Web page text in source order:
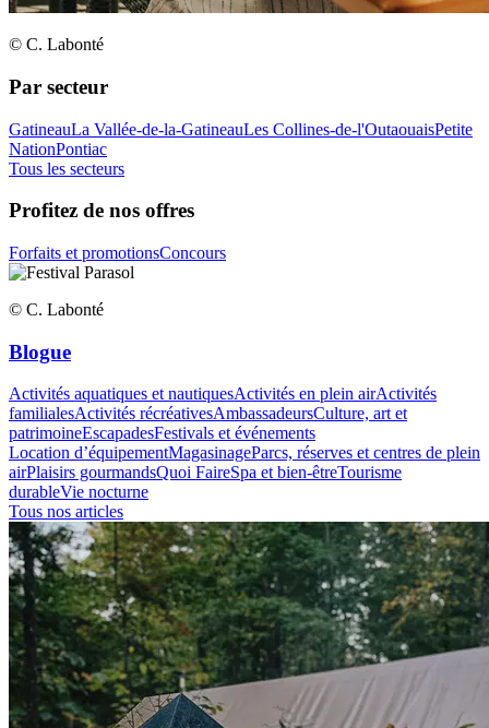
© C. Labonté
Par secteur
GatineauLa Vallée-de-la-GatineauLes Collines-de-l'OutaouaisPetite
NationPontiac
Tous les secteurs
Profitez de nos offres
Forfaits et promotionsConcours
© C. Labonté
Blogue
Activités aquatiques et nautiquesActivités en plein airActivités
familialesActivités récréativesAmbassadeursCulture, art et
patrimoineEscapadesFestivals et événements
Location d’équipementMagasinageParcs, réserves et centres de plein
airPlaisirs gourmandsQuoi FaireSpa et bien-êtreTourisme
durableVie nocturne
Tous nos articles